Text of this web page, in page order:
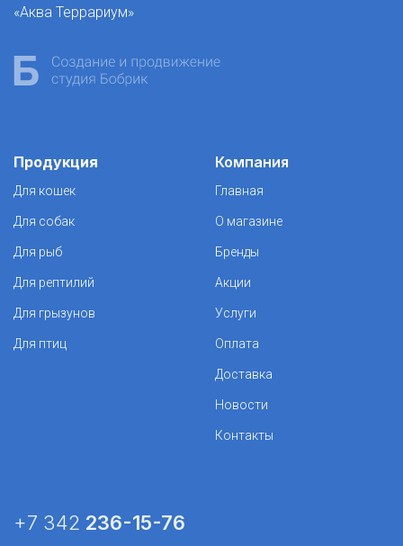
«Аква Террариум»
Продукция
Для кошек
Для собак
Для рыб
Для рептилий
Для грызунов
Для птиц
Компания
Главная
О магазине
Бренды
Акции
Услуги
Оплата
Доставка
Новости
Контакты
+7 342 236-15-76